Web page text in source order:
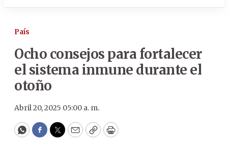
País
Ocho consejos para fortalecer
el sistema inmune durante el
otoño
Abril 20, 2025 05:00 a. m.
WhatsApp
Facebook
Twitter
EmailCopyPrint